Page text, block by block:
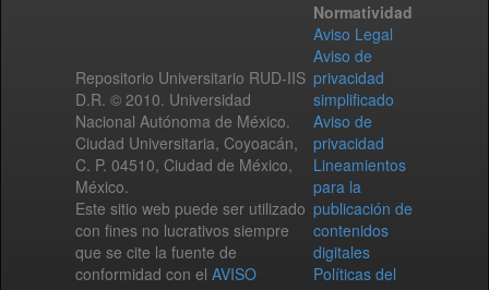
Repositorio Universitario RUD-IIS
D.R. © 2010. Universidad
Nacional Autónoma de México.
Ciudad Universitaria, Coyoacán,
C. P. 04510, Ciudad de México,
México.
Este sitio web puede ser utilizado
con fines no lucrativos siempre
que se cite la fuente de
conformidad con el AVISO
Normatividad
Aviso Legal
Aviso de
privacidad
simplificado
Aviso de
privacidad
Lineamientos
para la
publicación de
contenidos
digitales
Políticas del